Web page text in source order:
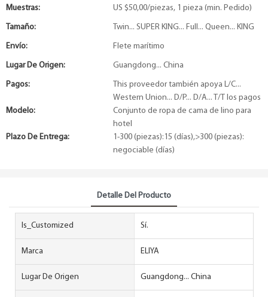
Muestras:
US $50,00/piezas, 1 pieza (min. Pedido)
Tamaño: Twin... SUPER KING... Full... Queen... KING
Envío: Flete marítimo
Lugar De Origen: Guangdong... China
Pagos:
This proveedor también apoya L/C...
Western Union... D/P... D/A... T/T los pagos
Modelo:
Conjunto de ropa de cama de lino para
hotel
Plazo De Entrega:
1-300 (piezas):15 (días),>300 (piezas):
negociable (días)
Detalle Del Producto
Is_Customized Sí.
Marca ELIYA
Lugar De Origen Guangdong... China